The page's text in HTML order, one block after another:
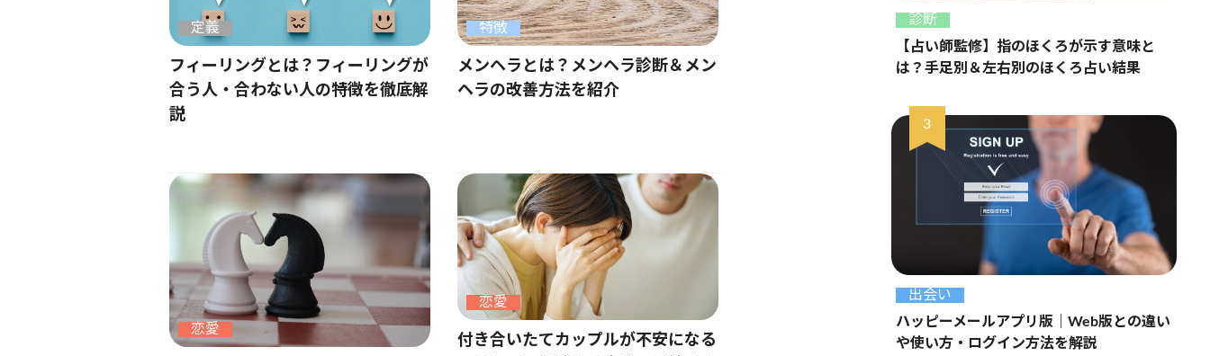
定義
フィーリングとは？フィーリングが
合う人・合わない人の特徴を徹底解
説
特徴
メンヘラとは？メンヘラ診断＆メン
ヘラの改善方法を紹介
恋愛
恋愛
付き合いたてカップルが不安になる
診断
【占い師監修】指のほくろが示す意味と
は？手足別＆左右別のほくろ占い結果
出会い
ハッピーメールアプリ版｜Web版との違い
や使い方・ログイン方法を解説